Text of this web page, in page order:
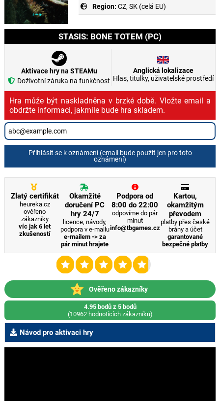
Region: CZ, SK (celá EU)
STASIS: BONE TOTEM (PC)
Aktivace hry na STEAMu
Doživotní záruka na funkčnost
Anglická lokalizace
Hlas, titulky, uživatelské prostředí
Hra může být naskladněna v brzké době. Vložte email a
obdržte informaci, jakmile bude hra skladem.
Přihlásit se k oznámení (email bude použit jen pro toto
oznámení)
Zlatý certifikát
heureka.cz
ověřeno
zákazníky
víc jak 6 let
zkušeností
Okamžité
doručení PC
hry 24/7
licence, návody,
podpora v e-mailu
e-mailem -> za
pár minut hrajete
Podpora od
8:00 do 22:00
odpovíme do pár
minut
info@tbgames.cz
Kartou,
okamžitým
převodem
platby přes české
brány a účet
garantované
bezpečné platby
Ověřeno zákazníky
4.95 bodů z 5 bodů
(10962 hodnotících zákazníků)
Návod pro aktivaci hry